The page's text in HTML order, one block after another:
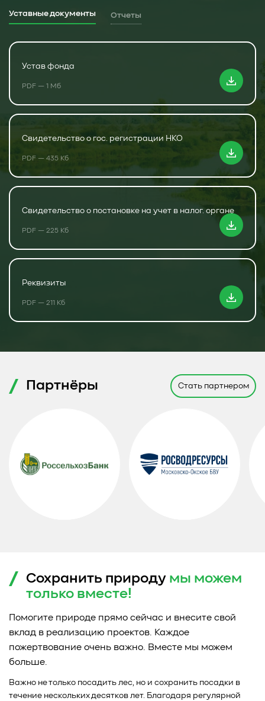
Уставные документы Отчеты
Устав фонда
PDF — 1 Мб
Свидетельство о гос. регистрации НКО
PDF — 435 Кб
Свидетельство о постановке на учет в налог. органе
PDF — 225 Кб
Реквизиты
PDF — 211 Кб
Партнёры Стать партнером
Сохранить природу мы можем
только вместе!
Помогите природе прямо сейчас и внесите свой
вклад в реализацию проектов. Каждое
пожертвование очень важно. Вместе мы можем
больше.
Важно не только посадить лес, но и сохранить посадки в
течение нескольких десятков лет. Благодаря регулярной